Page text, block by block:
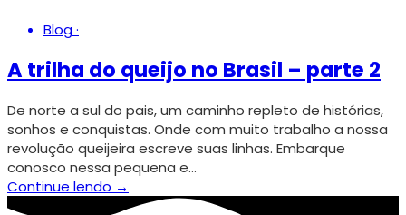
Blog·
A trilha do queijo no Brasil – parte 2
De norte a sul do pais, um caminho repleto de histórias,
sonhos e conquistas. Onde com muito trabalho a nossa
revolução queijeira escreve suas linhas. Embarque
conosco nessa pequena e…
Continue lendo →